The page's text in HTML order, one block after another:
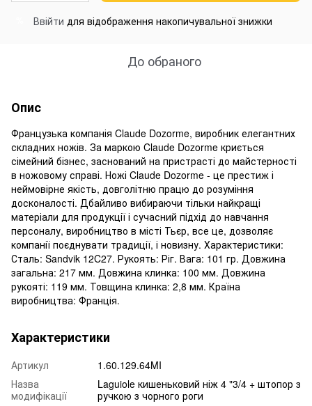
Ввійти для відображення накопичувальної знижки
До обраного
Опис
Французька компанія Claude Dozorme, виробник елегантних
складних ножів. За маркою Claude Dozorme криється
сімейний бізнес, заснований на пристрасті до майстерності
в ножовому справі. Ножі Claude Dozorme - це престиж і
неймовірне якість, довголітню працю до розуміння
досконалості. Дбайливо вибираючи тільки найкращі
матеріали для продукції і сучасний підхід до навчання
персоналу, виробництво в місті Тьєр, все це, дозволяє
компанії поєднувати традиції, і новизну. Характеристики:
Сталь: Sandvik 12C27. Рукоять: Ріг. Вага: 101 гр. Довжина
загальна: 217 мм. Довжина клинка: 100 мм. Довжина
рукояті: 119 мм. Товщина клинка: 2,8 мм. Країна
виробництва: Франція.
Характеристики
Артикул
1.60.129.64MI
Назва
модифікації
Laguiole кишеньковий ніж 4 "3/4 + штопор з
ручкою з чорного роги